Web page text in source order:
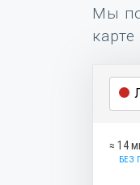
Мы
≈ 14
БЕЗ